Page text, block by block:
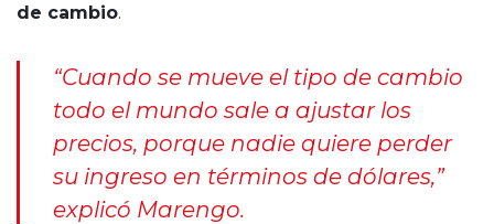
de cambio.
“Cuando se mueve el tipo de cambio
todo el mundo sale a ajustar los
precios, porque nadie quiere perder
su ingreso en términos de dólares,”
explicó Marengo.